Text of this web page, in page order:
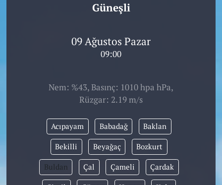
Güneşli
09 Ağustos Pazar
09:00
Nem: %43, Basınç: 1010 hpa hPa,
Rüzgar: 2.19 m/s
Acıpayam Babadağ Baklan
Bekilli Beyağaç Bozkurt
Buldan Çal Çameli Çardak